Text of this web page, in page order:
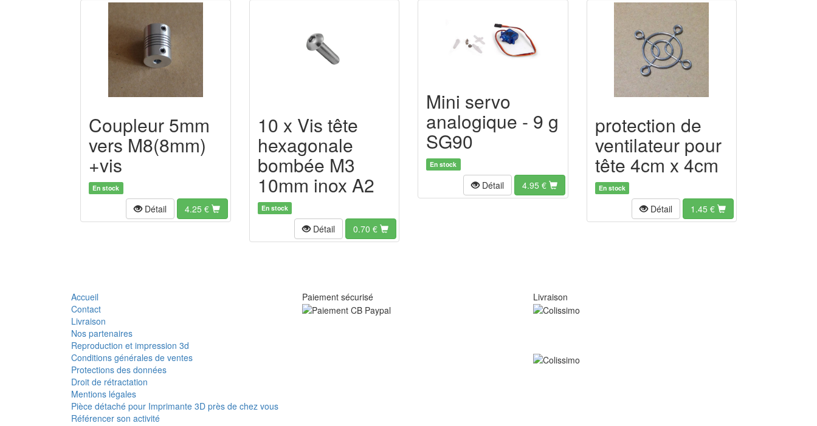
Coupleur 5mm
vers M8(8mm)
+vis
En stock
Détail 4.25 €
10 x Vis tête
hexagonale
bombée M3
10mm inox A2
En stock
Détail 0.70 €
Mini servo
analogique - 9 g
SG90
En stock
Détail 4.95 €
protection de
ventilateur pour
tête 4cm x 4cm
En stock
Détail 1.45 €
Accueil
Contact
Livraison
Nos partenaires
Reproduction et impression 3d
Conditions générales de ventes
Protections des données
Droit de rétractation
Mentions légales
Pièce détaché pour Imprimante 3D près de chez vous
Référencer son activité
Paiement sécurisé Livraison